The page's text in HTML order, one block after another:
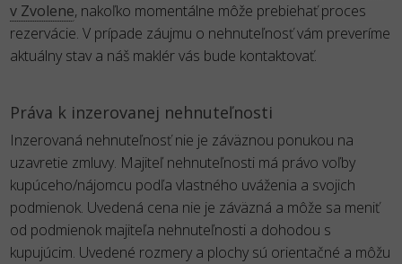
v Zvolene, nakoľko momentálne môže prebiehať proces
rezervácie. V prípade záujmu o nehnuteľnosť vám preveríme
aktuálny stav a náš maklér vás bude kontaktovať.
Práva k inzerovanej nehnuteľnosti
Inzerovaná nehnuteľnosť nie je záväznou ponukou na
uzavretie zmluvy. Majiteľ nehnuteľnosti má právo voľby
kupúceho/nájomcu podľa vlastného uváženia a svojich
podmienok. Uvedená cena nie je záväzná a môže sa meniť
od podmienok majiteľa nehnuteľnosti a dohodou s
kupujúcim. Uvedené rozmery a plochy sú orientačné a môžu